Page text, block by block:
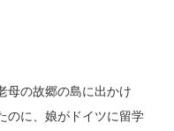
母の故郷の島に出かけ
のに、娘がドイツに留学